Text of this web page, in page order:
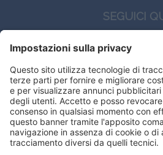
SEGUICI
CONTATTI
Edi.Ermes srl
Viale E. Forlanini, 21 -
E-mail: